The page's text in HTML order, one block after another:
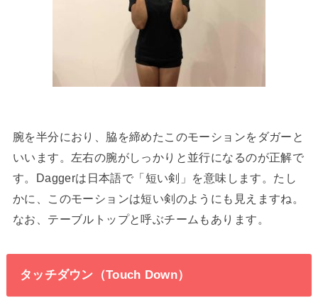
腕を半分におり、脇を締めたこのモーションをダガーと
いいます。左右の腕がしっかりと並行になるのが正解で
す。Daggerは日本語で「短い剣」を意味します。たし
かに、このモーションは短い剣のようにも見えますね。
なお、テーブルトップと呼ぶチームもあります。
タッチダウン（Touch Down）